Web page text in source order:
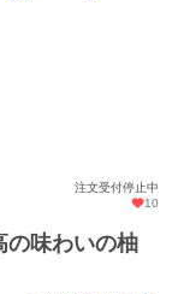
注文受付停止中
10
味わいの柚